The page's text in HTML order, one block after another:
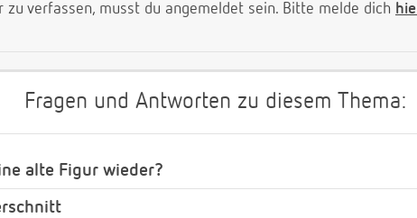
zu verfassen, musst du angemeldet sein. Bitte melde dich
Fragen und Antworten zu diesem Thema:
alte Figur wieder?